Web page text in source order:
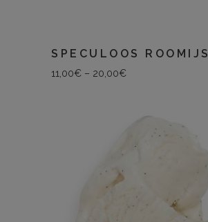
SPECULOOS ROOMIJS
11,00€ – 20,00€